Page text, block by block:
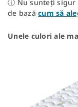
ⓘ Nu sunteți sigur
de bază cum să
Unele culori ale